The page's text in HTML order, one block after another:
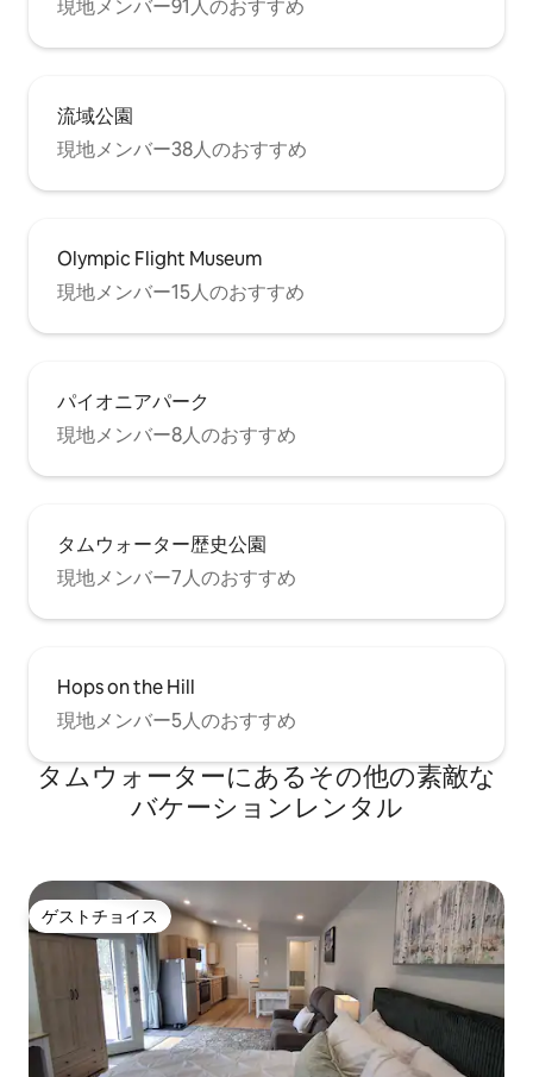
現地メンバー91人のおすすめ
流域公園
現地メンバー38人のおすすめ
Olympic Flight Museum
現地メンバー15人のおすすめ
パイオニアパーク
現地メンバー8人のおすすめ
タムウォーター歴史公園
現地メンバー7人のおすすめ
Hops on the Hill
現地メンバー5人のおすすめ
タムウォーターにあるその他の素敵な
バケーションレンタル
ゲストチョイス
ゲストチョイス